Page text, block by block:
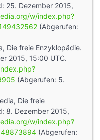
25. Dezember 2015,
w/index.php?
(Abgerufen:
Die freie Enzyklopädie.
2015, 15:00 UTC.
(Abgerufen: 5.
Die freie
8. Dezember 2015,
w/index.php?
(Abgerufen: